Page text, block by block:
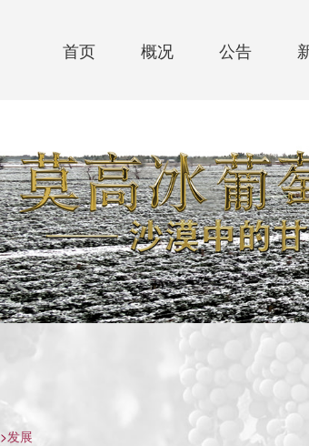
首页 概况 公告
>发展